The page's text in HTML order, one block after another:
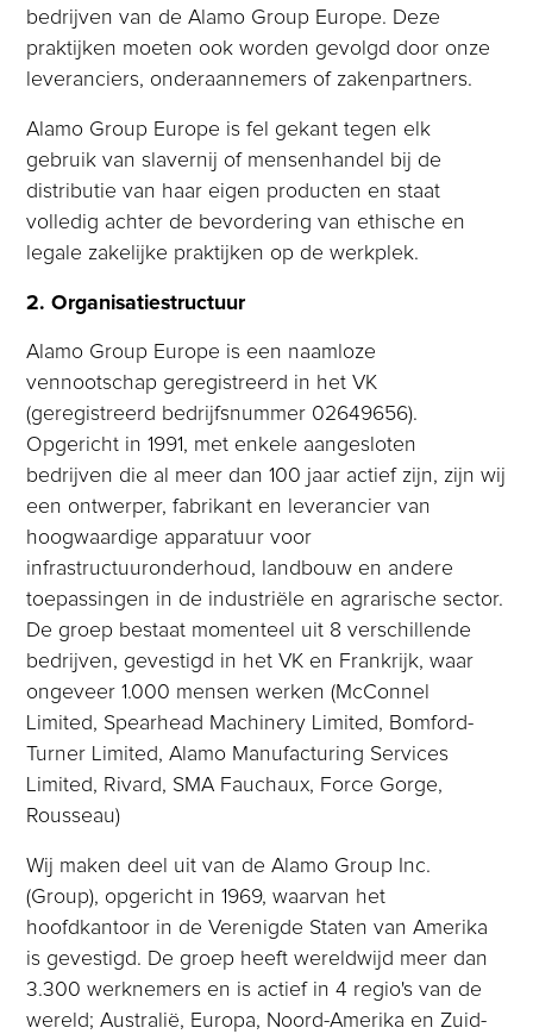
bedrijven van de Alamo Group Europe. Deze
praktijken moeten ook worden gevolgd door onze
leveranciers, onderaannemers of zakenpartners.
Alamo Group Europe is fel gekant tegen elk
gebruik van slavernij of mensenhandel bij de
distributie van haar eigen producten en staat
volledig achter de bevordering van ethische en
legale zakelijke praktijken op de werkplek.
2. Organisatiestructuur
Alamo Group Europe is een naamloze
vennootschap geregistreerd in het VK
(geregistreerd bedrijfsnummer 02649656).
Opgericht in 1991, met enkele aangesloten
bedrijven die al meer dan 100 jaar actief zijn, zijn wij
een ontwerper, fabrikant en leverancier van
hoogwaardige apparatuur voor
infrastructuuronderhoud, landbouw en andere
toepassingen in de industriële en agrarische sector.
De groep bestaat momenteel uit 8 verschillende
bedrijven, gevestigd in het VK en Frankrijk, waar
ongeveer 1.000 mensen werken (McConnel
Limited, Spearhead Machinery Limited, Bomford-
Turner Limited, Alamo Manufacturing Services
Limited, Rivard, SMA Fauchaux, Force Gorge,
Rousseau)
Wij maken deel uit van de Alamo Group Inc.
(Group), opgericht in 1969, waarvan het
hoofdkantoor in de Verenigde Staten van Amerika
is gevestigd. De groep heeft wereldwijd meer dan
3.300 werknemers en is actief in 4 regio's van de
wereld; Australië, Europa, Noord-Amerika en Zuid-